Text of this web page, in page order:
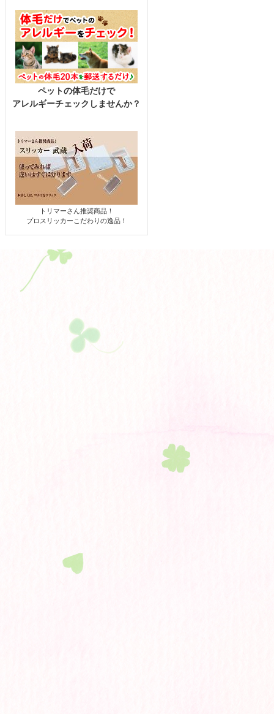
ペットの体毛だけで
アレルギーチェックしませんか？
トリマーさん推奨商品！
プロスリッカーこだわりの逸品！